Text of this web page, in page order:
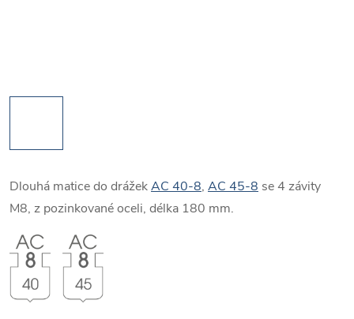
Dlouhá matice do drážekAC 40-8, AC 45-8 se 4 závity
M8, z pozinkované oceli, délka 180 mm.